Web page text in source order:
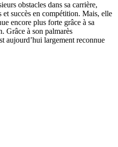
obstacles dans sa carrière,
et succès en compétition. Mais, elle
encore plus forte grâce à sa
Grâce à son palmarès
aujourd’hui largement reconnue